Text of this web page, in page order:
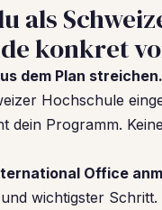
als
konkret
dem Plan streichen.
Hochschule
dein Programm.
Office
wichtigster Schritt.